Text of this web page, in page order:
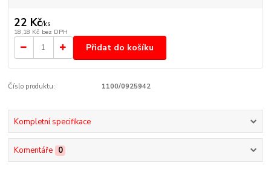
22 Kč/ks
18,18 Kč bez DPH
Přidat do košíku
Číslo produktu: 1100/0925942
Kompletní specifikace
Komentáře 0